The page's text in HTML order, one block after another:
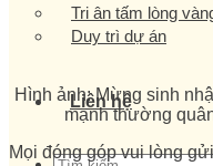
Tri ân tấm lòng
Duy trì dự án
Liên hệ
Hình ảnh: Mừng sinh
mạnh thường
Mọi đóng góp vui lòng